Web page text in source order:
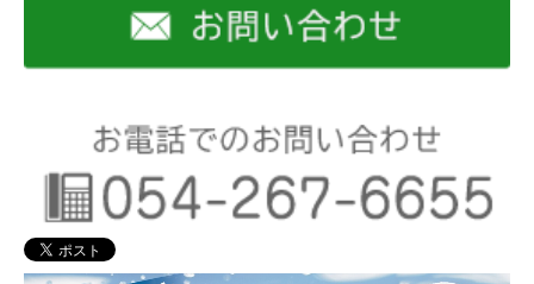
福祉用具レンタル
車いす
特殊寝台付属品
床ずれ防止用具